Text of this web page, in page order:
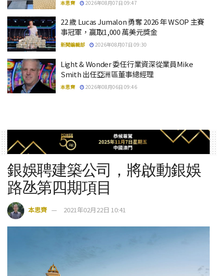
本思齊 2026年08月07日 09:47
22 歲 Lucas Jumalon 勇奪 2026 年 WSOP 主賽
事冠軍，贏取1,000 萬美元獎金
新聞編輯部 2026年08月07日 09:30
Light & Wonder 委任行業資深從業員Mike
Smith 出任亞洲區董事總經理
本思齊 2026年08月06日 09:46
銀娛聘建築公司，將啟動銀娛
路氹第四期項目
本思齊 2021年02月22日 10:41